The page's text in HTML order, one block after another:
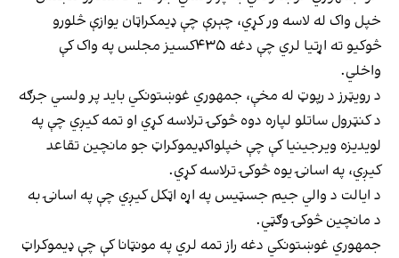
خپل واک له لاسه ور کړي، چېرې چې ډیمکراټان یوازې څلورو
څوکیو ته اړتیا لري چې دغه ۴۳۵کسیز مجلس په واک کې
واخلي.
د رویټرز د رپوټ له مخې، جمهوري غوښتونکي باید پر ولسي جرګه
د کنټرول ساتلو لپاره دوه څوکۍ ترلاسه کړي او تمه کیږي چې په
لویدیزه ویرجینیا کې چې خپلواکډیموکراټ جو مانچین تقاعد
کیږي، په اسانۍ یوه څوکۍ ترلاسه کړي.
د ایالت د والي جیم جسټیس په اړه اټکل کیږي چې په اسانۍ به
د مانچین څوکۍ وګټي.
جمهوري غوښتونکي دغه راز تمه لري په مونټانا کې چې ډیموکراټ